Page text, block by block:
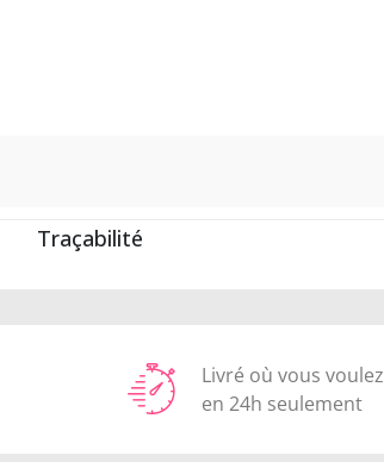
Traçabilité
Livré où vous voulez
en 24h seulement